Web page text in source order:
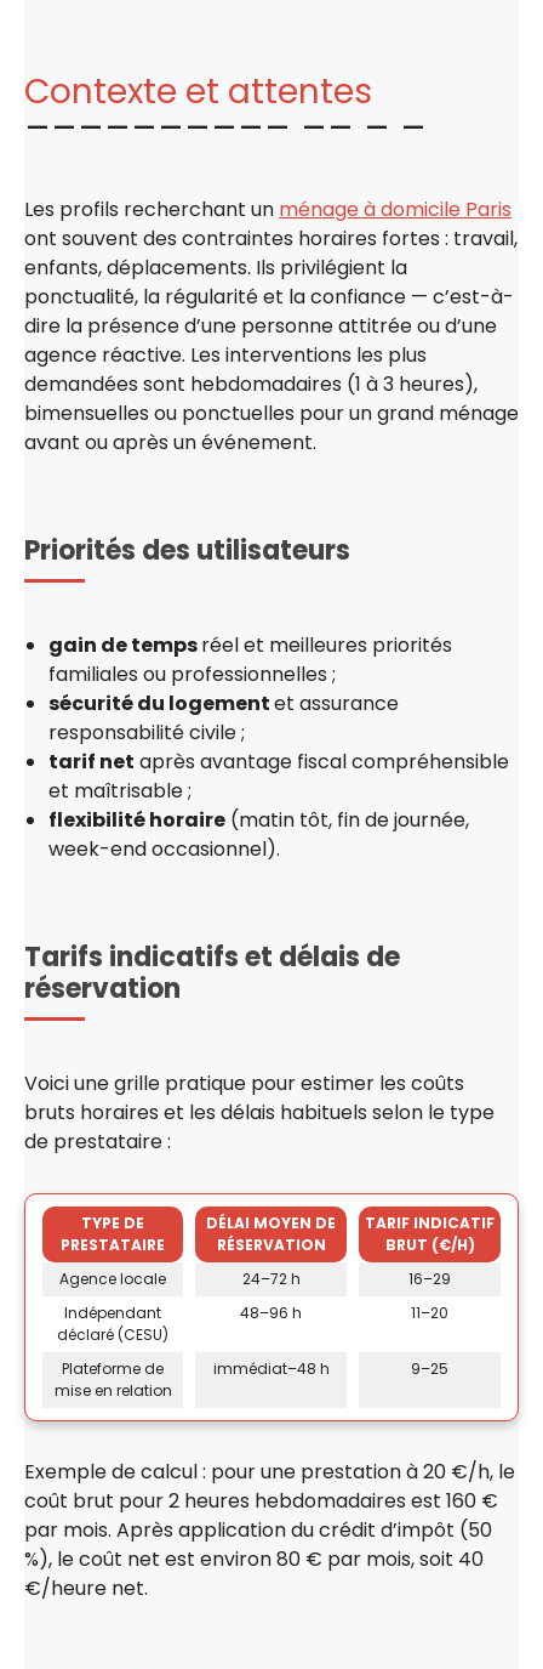
Contexte et attentes
Les profils recherchant un ménage à domicile Paris
ont souvent des contraintes horaires fortes : travail,
enfants, déplacements. Ils privilégient la
ponctualité, la régularité et la confiance — c’est-à-
dire la présence d’une personne attitrée ou d’une
agence réactive. Les interventions les plus
demandées sont hebdomadaires (1 à 3 heures),
bimensuelles ou ponctuelles pour un grand ménage
avant ou après un événement.
Priorités des utilisateurs
gain de tempsréel et meilleures priorités
familiales ou professionnelles ;
sécurité du logementet assurance
responsabilité civile ;
tarif net après avantage fiscal compréhensible
et maîtrisable ;
flexibilité horaire (matin tôt, fin de journée,
week-end occasionnel).
Tarifs indicatifs et délais de
réservation
Voici une grille pratique pour estimer les coûts
bruts horaires et les délais habituels selon le type
de prestataire :
TYPE DE
PRESTATAIRE
DÉLAI MOYEN DE
RÉSERVATION
TARIF INDICATIF
BRUT (€/H)
Agence locale
24–72 h
16–29
Indépendant
déclaré (CESU)
48–96 h 11–20
Plateforme de
mise en relation
immédiat–48 h 9–25
Exemple de calcul : pour une prestation à 20 €/h, le
coût brut pour 2 heures hebdomadaires est 160 €
par mois. Après application du crédit d’impôt (50
%), le coût net est environ 80 € par mois, soit 40
€/heure net.